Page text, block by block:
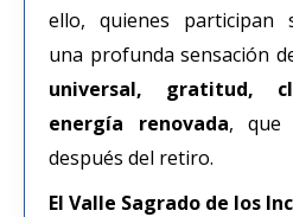
ello, quienes participan
una profunda sensación
universal, gratitud,
energía renovada, que
después del retiro.
El Valle Sagrado de los